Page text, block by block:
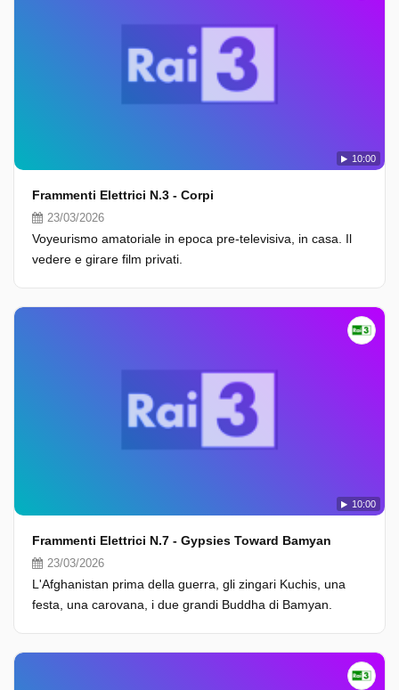
10:00
Frammenti Elettrici N.3 - Corpi
23/03/2026
Voyeurismo amatoriale in epoca pre-televisiva, in casa. Il
vedere e girare film privati.
10:00
Frammenti Elettrici N.7 - Gypsies Toward Bamyan
23/03/2026
L'Afghanistan prima della guerra, gli zingari Kuchis, una
festa, una carovana, i due grandi Buddha di Bamyan.